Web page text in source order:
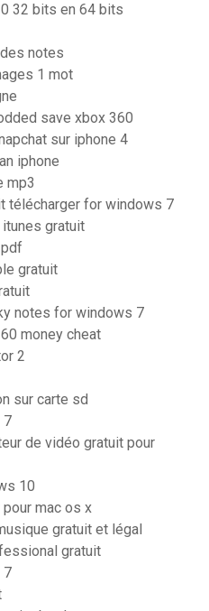
32 bits en 64 bits
notes
1 mot
save xbox 360
sur iphone 4
iphone
mp3
télécharger for windows 7
gratuit
gratuit
notes for windows 7
money cheat
2
sur carte sd
7
de vidéo gratuit pour
10
mac os x
gratuit et légal
gratuit
7